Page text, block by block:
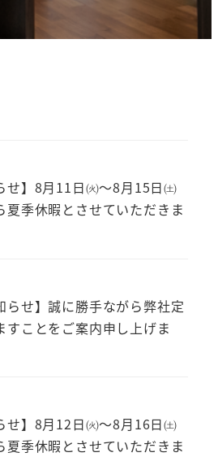
せ】8月11日㈫～8月15日㈯
夏季休暇とさせていただきま
らせ】誠に勝手ながら弊社定
すことをご案内申し上げま
せ】8月12日㈫～8月16日㈯
夏季休暇とさせていただきま